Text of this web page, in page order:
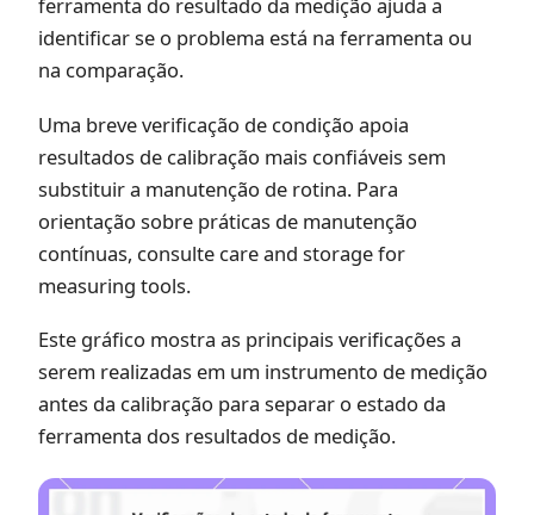
ferramenta do resultado da medição ajuda a
identificar se o problema está na ferramenta ou
na comparação.
Uma breve verificação de condição apoia
resultados de calibração mais confiáveis sem
substituir a manutenção de rotina. Para
orientação sobre práticas de manutenção
contínuas, consulte care and storage for
measuring tools.
Este gráfico mostra as principais verificações a
serem realizadas em um instrumento de medição
antes da calibração para separar o estado da
ferramenta dos resultados de medição.